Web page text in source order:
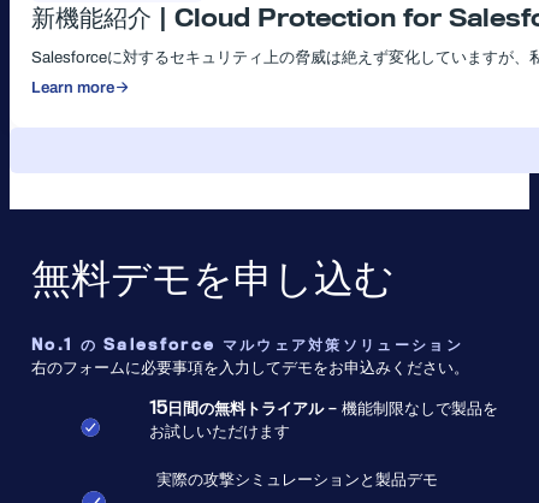
新機能紹介 | Cloud Protection for
Salesforceに対するセキュリティ上の脅威は絶えず変化していますが
Learn more
:
機
介
3.2
無料デモを申し込む
No.1 の Salesforce マルウェア対策ソリューション
右のフォームに必要事項を入力してデモをお申込みください。
15日間の無料トライアル– 機能制限なしで製品を
お試しいただけます
実際の攻撃シミュレーションと製品デモ